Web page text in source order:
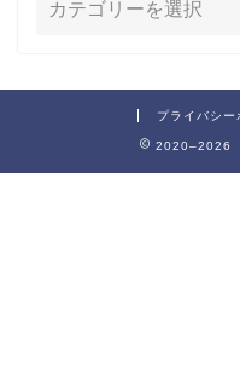
プライバシー
2020–2026